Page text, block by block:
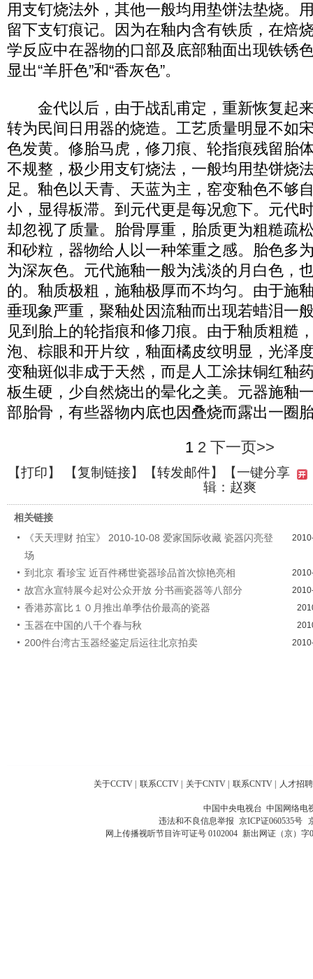
用支钉烧法外，其他一般均用垫饼法垫烧。
留下支钉痕记。因为在釉内含有铁质，在焙
学反应中在器物的口部及底部釉面出现铁锈
显出“羊肝色”和“香灰色”。
金代以后，由于战乱甫定，重新恢复起
转为民间日用器的烧造。工艺质量明显不如
色发黄。修胎马虎，修刀痕、轮指痕残留胎
不规整，极少用支钉烧法，一般均用垫饼烧
足。釉色以天青、天蓝为主，窑变釉色不够
小，显得板滞。到元代更是每况愈下。元代
却忽视了质量。胎骨厚重，胎质更为粗糙疏
和砂粒，器物给人以一种笨重之感。胎色多
为深灰色。元代施釉一般为浅淡的月白色，
的。釉质极粗，施釉极厚而不均匀。由于施
垂现象严重，聚釉处因流釉而出现若蜡泪一
见到胎上的轮指痕和修刀痕。由于釉质粗糙
泡、棕眼和开片纹，釉面橘皮纹明显，光泽
变釉斑似非成于天然，而是人工涂抹铜红釉
板生硬，少自然烧出的晕化之美。元器施釉
部胎骨，有些器物内底也因叠烧而露出一圈
1 2 下一页>>
【打印】 【复制链接】【转发邮件】
【一键分享
辑：赵爽
相关链接
《天天理财 拍宝》 2010-10-08 爱家国际收藏 瓷器闪亮登
场
到北京 看珍宝 近百件稀世瓷器珍品首次惊艳亮相
故宫永宣特展今起对公众开放 分书画瓷器等八部分
香港苏富比１０月推出单季估价最高的瓷器
玉器在中国的八千个春与秋
200件台湾古玉器经鉴定后运往北京拍卖
关于CCTV | 联系CCTV | 关于CNTV | 联系CNTV | 人才招聘
中国中央电视台 中国网络电
违法和不良信息举报 京ICP证060535号
网上传播视听节目许可证号 0102004 新出网证（京）